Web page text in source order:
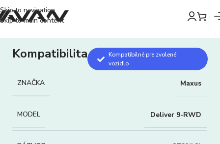
Skip to navigation
Skip to main content
Kompatibilita
Kompatibilné pre zvolené
vozidlo
ZNAČKA Maxus
MODEL Deliver 9-RWD